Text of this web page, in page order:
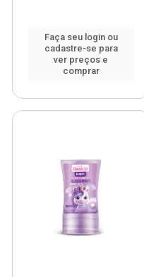
Faça seu login ou
cadastre-se para
ver preços e
comprar